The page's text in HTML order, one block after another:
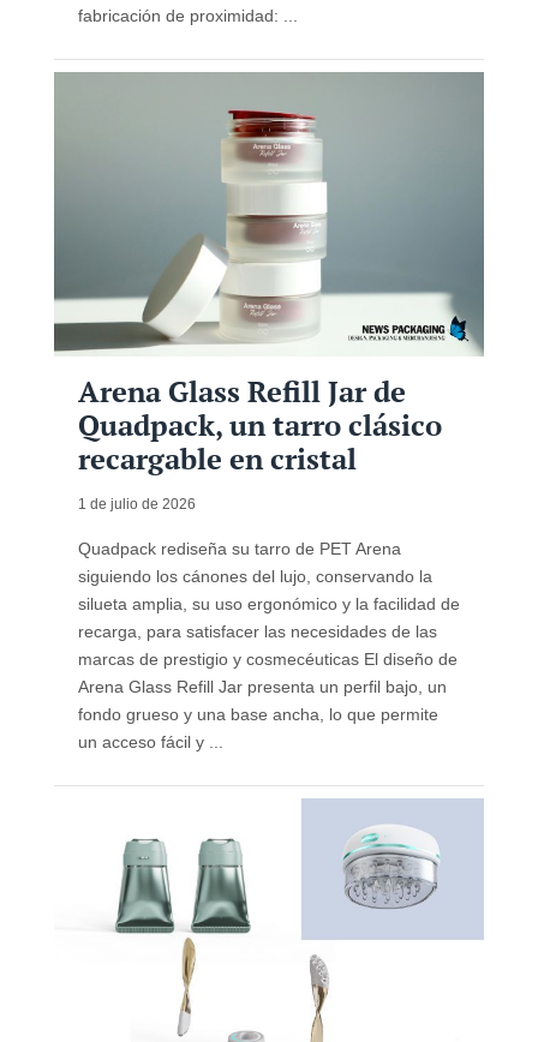
fabricación de proximidad: ...
Arena Glass Refill Jar de
Quadpack, un tarro clásico
recargable en cristal
1 de julio de 2026
Quadpack rediseña su tarro de PET Arena
siguiendo los cánones del lujo, conservando la
silueta amplia, su uso ergonómico y la facilidad de
recarga, para satisfacer las necesidades de las
marcas de prestigio y cosmecéuticas El diseño de
Arena Glass Refill Jar presenta un perfil bajo, un
fondo grueso y una base ancha, lo que permite
un acceso fácil y ...